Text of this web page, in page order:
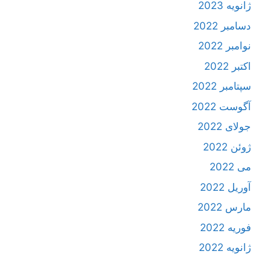
ژانویه 2023
دسامبر 2022
نوامبر 2022
اکتبر 2022
سپتامبر 2022
آگوست 2022
جولای 2022
ژوئن 2022
می 2022
آوریل 2022
مارس 2022
فوریه 2022
ژانویه 2022